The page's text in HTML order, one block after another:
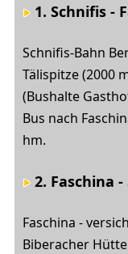
1. Schnifis -
Schnifis-Bahn
Tälispitze (2000
(Bushalte
Bus nach
hm.
2. Faschina
Faschina -
Biberacher